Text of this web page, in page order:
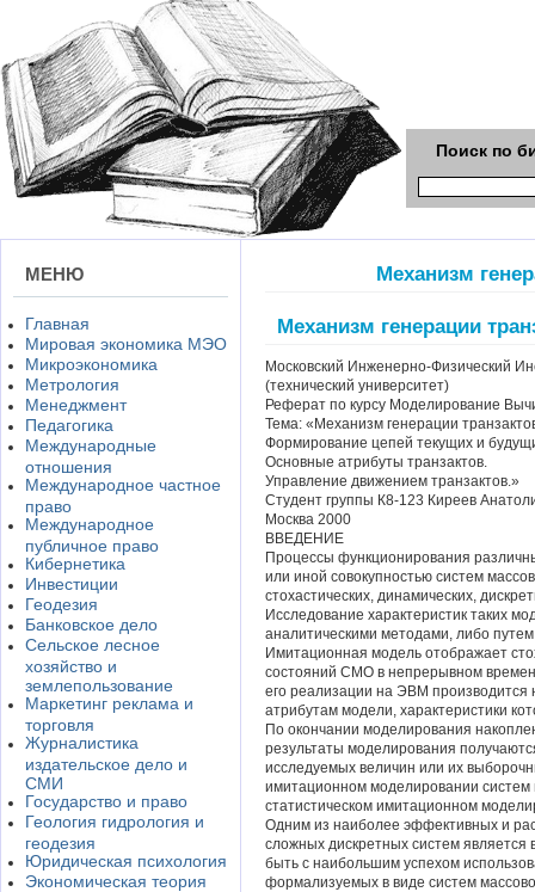
Поиск по
МЕНЮ
Главная
Мировая экономика МЭО
Микроэкономика
Метрология
Менеджмент
Педагогика
Международные
отношения
Международное частное
право
Международное
публичное право
Кибернетика
Инвестиции
Геодезия
Банковское дело
Сельское лесное
хозяйство и
землепользование
Маркетинг реклама и
торговля
Журналистика
издательское дело и
СМИ
Государство и право
Геология гидрология и
геодезия
Юридическая психология
Экономическая теория
Механизм
Механизм генерации
Московский Инженерно-Физический
(технический университет)
Реферат по курсу Моделирование
Тема: «Механизм генерации
Формирование цепей текущих и
Основные атрибуты транзактов.
Управление движением транзактов.»
Студент группы К8-123 Киреев
Москва 2000
ВВЕДЕНИЕ
Процессы функционирования
или иной совокупностью систем
стохастических, динамических,
Исследование характеристик таких
аналитическими методами, либо
Имитационная модель отображает
состояний СМО в непрерывном
его реализации на ЭВМ производится
атрибутам модели, характеристики
По окончании моделирования
результаты моделирования
исследуемых величин или их
имитационном моделировании систем
статистическом имитационном
Одним из наиболее эффективных и
сложных дискретных систем
быть с наибольшим успехом
формализуемых в виде систем